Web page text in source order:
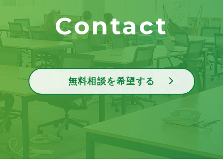
Contact
無料相談を希望する